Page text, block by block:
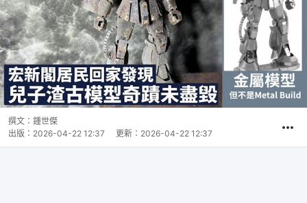
撰文： 鍾世傑
出版： 2026-04-22 12:37 更新： 2026-04-22 12:37